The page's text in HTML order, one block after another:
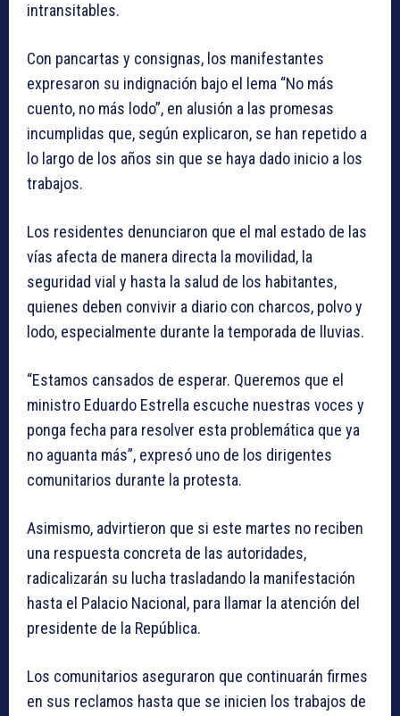
intransitables.
Con pancartas y consignas, los manifestantes
expresaron su indignación bajo el lema “No más
cuento, no más lodo”, en alusión a las promesas
incumplidas que, según explicaron, se han repetido a
lo largo de los años sin que se haya dado inicio a los
trabajos.
Los residentes denunciaron que el mal estado de las
vías afecta de manera directa la movilidad, la
seguridad vial y hasta la salud de los habitantes,
quienes deben convivir a diario con charcos, polvo y
lodo, especialmente durante la temporada de lluvias.
“Estamos cansados de esperar. Queremos que el
ministro Eduardo Estrella escuche nuestras voces y
ponga fecha para resolver esta problemática que ya
no aguanta más”, expresó uno de los dirigentes
comunitarios durante la protesta.
Asimismo, advirtieron que si este martes no reciben
una respuesta concreta de las autoridades,
radicalizarán su lucha trasladando la manifestación
hasta el Palacio Nacional, para llamar la atención del
presidente de la República.
Los comunitarios aseguraron que continuarán firmes
en sus reclamos hasta que se inicien los trabajos de